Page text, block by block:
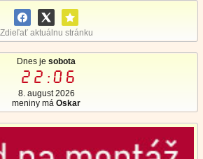
Zdieľať aktuálnu stránku
Dnes je sobota
22:06
8. august 2026
meniny má Oskar